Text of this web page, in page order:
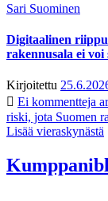
Sari Suominen
Digitaalinen
rakennusala ei voi
Kirjoitettu
Ei kommentteja
riski, jota Suomen
Lisää vieraskynästä